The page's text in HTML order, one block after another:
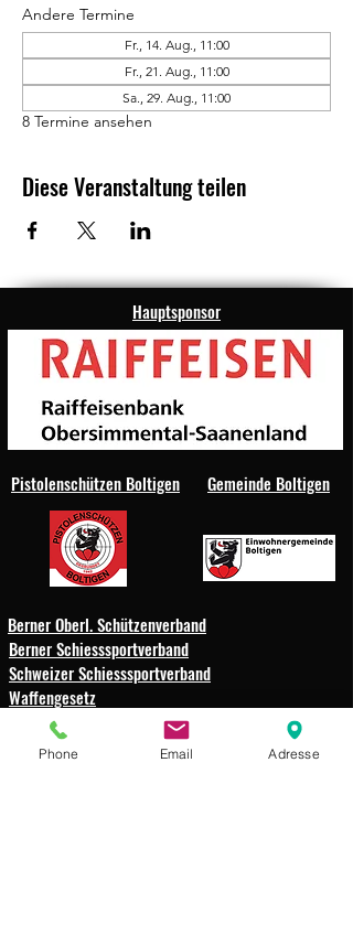
Andere Termine
Fr., 14. Aug., 11:00
Fr., 21. Aug., 11:00
Sa., 29. Aug., 11:00
8 Termine ansehen
Diese Veranstaltung teilen
Hauptsponsor
Pistolenschützen Boltigen Gemeinde Boltigen
Berner Oberl. Schützenverband
Berner Schiesssportverband
Schweizer Schiesssportverband
Waffengesetz
Schützengesellschaft
Phone Email Adresse